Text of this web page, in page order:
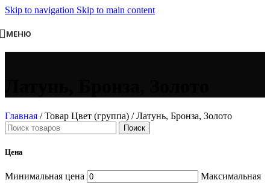
Skip to navigation Skip to main content
МЕНЮ
Главная / Товар Цвет (группа) / Латунь, Бронза, Золото
Поиск
Цена
Минимальная цена
Максимальная